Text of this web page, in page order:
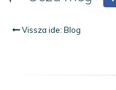
Vissza ide: Blog